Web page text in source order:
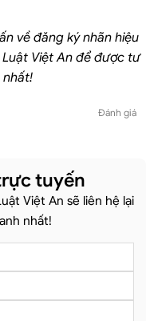
về đăng ký nhãn hiệu
Việt An để được tư
nhất!
Đánh giá
tuyến
Việt An sẽ liên hệ lại
nhất!